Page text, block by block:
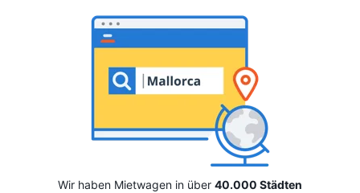
Wir haben Mietwagen in über 40.000 Städten